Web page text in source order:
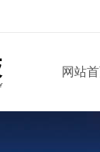
网站